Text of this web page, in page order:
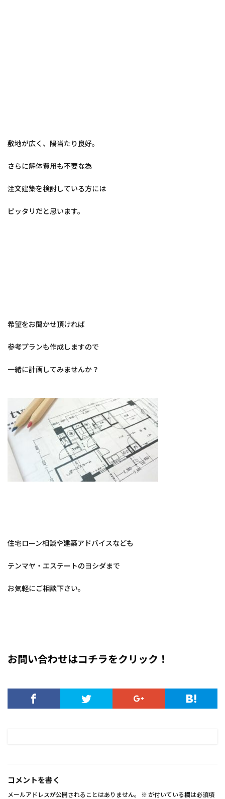
敷地が広く、陽当たり良好。
さらに解体費用も不要な為
注文建築を検討している方には
ピッタリだと思います。
希望をお聞かせ頂ければ
参考プランも作成しますので
一緒に計画してみませんか？
住宅ローン相談や建築アドバイスなども
テンマヤ・エステートのヨシダまで
お気軽にご相談下さい。
お問い合わせはコチラをクリック！
コメントを書く
メールアドレスが公開されることはありません。 ※ が付いている欄は必須項